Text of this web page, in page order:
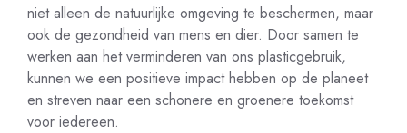
niet alleen de natuurlijke omgeving te beschermen, maar
ook de gezondheid van mens en dier. Door samen te
werken aan het verminderen van ons plasticgebruik,
kunnen we een positieve impact hebben op de planeet
en streven naar een schonere en groenere toekomst
voor iedereen.